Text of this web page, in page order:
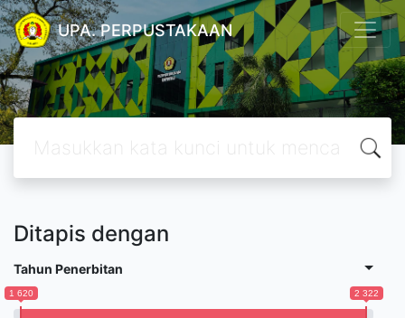
UPA. PERPUSTAKAAN
Ditapis dengan
Tahun Penerbitan
1 620 2 322